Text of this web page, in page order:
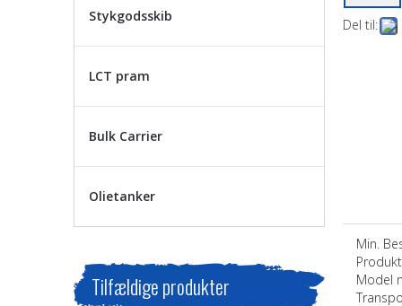
Stykgodsskib
LCT pram
Bulk Carrier
Olietanker
Tilfældige produkter
Del til:
Min.
Model